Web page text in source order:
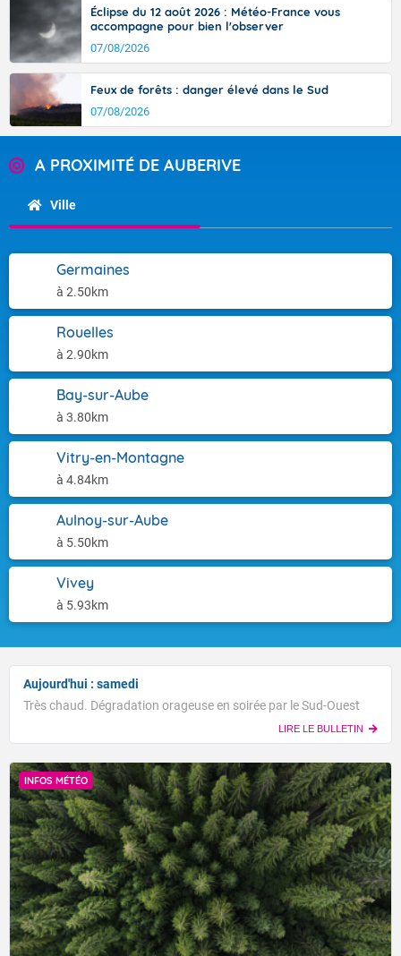
Éclipse du 12 août 2026 : Météo-France vous
accompagne pour bien l'observer
07/08/2026
Feux de forêts : danger élevé dans le Sud
07/08/2026
A PROXIMITÉ DE AUBERIVE
Ville
Germaines
à 2.50km
Rouelles
à 2.90km
Bay-sur-Aube
à 3.80km
Vitry-en-Montagne
à 4.84km
Aulnoy-sur-Aube
à 5.50km
Vivey
à 5.93km
Aujourd'hui : samedi
Très chaud. Dégradation orageuse en soirée par le Sud-Ouest
LIRE LE BULLETIN
INFOS MÉTÉO